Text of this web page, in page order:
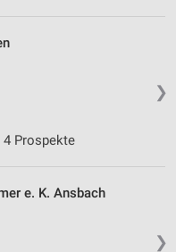
❯
4 Prospekte
❯
e. K. Ansbach